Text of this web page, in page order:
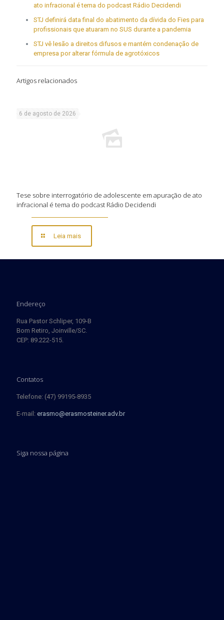
ato infracional é tema do podcast Rádio Decidendi
STJ definirá data final do abatimento da dívida do Fies para
profissionais que atuaram no SUS durante a pandemia
STJ vê lesão a direitos difusos e mantém condenação de
empresa por alterar fórmula de agrotóxicos
Artigos relacionados
6 de agosto de 2026
Tese sobre interrogatório de adolescente em apuração de ato
infracional é tema do podcast Rádio Decidendi
Leia mais
Endereço
Rua Pastor Schliper, 109-B
Bom Retiro, Joinville/SC.
CEP: 89.222-515.
Contatos
Telefone: (47) 99195-8935
E-mail: erasmo@erasmosteiner.adv.br
Siga nossa página